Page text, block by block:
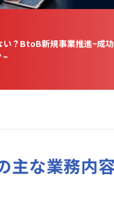
い？BtoB新規事業推進~成
~
主な業務内